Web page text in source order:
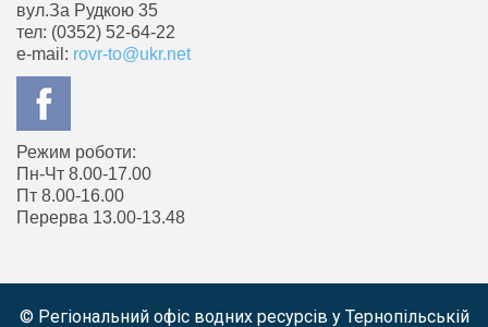
вул.За Рудкою 35
тел: (0352) 52-64-22
e-mail: rovr-to@ukr.net
Режим роботи:
Пн-Чт 8.00-17.00
Пт 8.00-16.00
Перерва 13.00-13.48
© Регіональний офіс водних ресурсів у Тернопільській